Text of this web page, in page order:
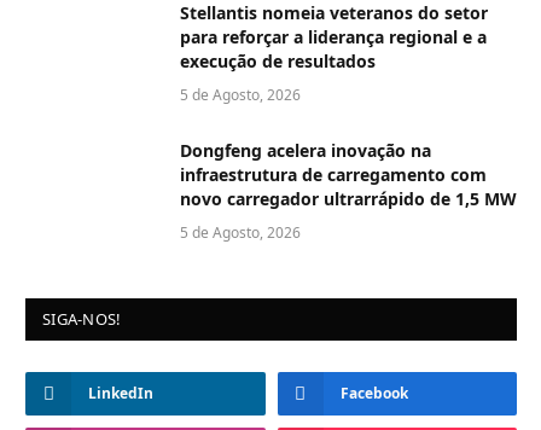
Stellantis nomeia veteranos do setor
para reforçar a liderança regional e a
execução de resultados
5 de Agosto, 2026
Dongfeng acelera inovação na
infraestrutura de carregamento com
novo carregador ultrarrápido de 1,5 MW
5 de Agosto, 2026
SIGA-NOS!
LinkedIn Facebook